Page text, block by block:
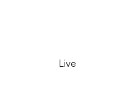
Live